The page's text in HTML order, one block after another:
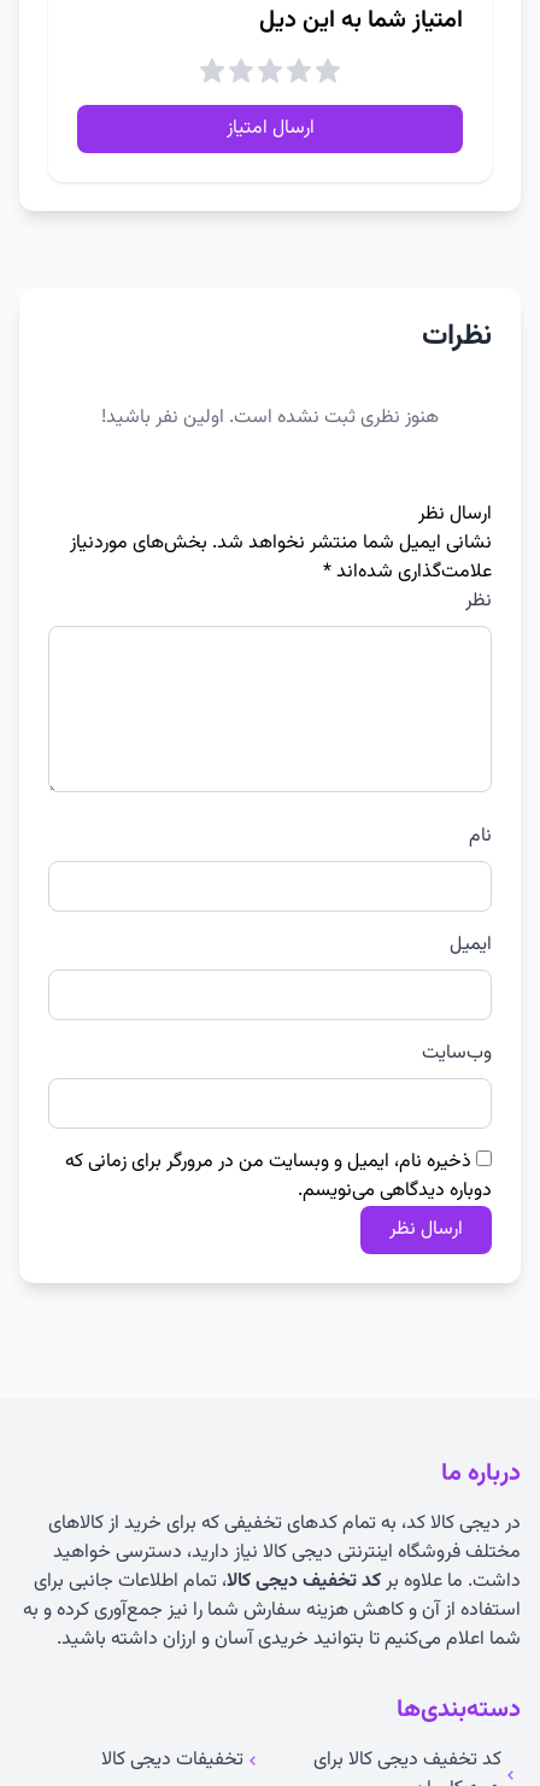
امتیاز شما به این دیل
ارسال امتیاز
نظرات
هنوز نظری ثبت نشده است. اولین نفر باشید!
ارسال نظر
نشانی ایمیل شما منتشر نخواهد شد. بخش‌های موردنیاز
علامت‌گذاری شده‌اند*
نظر
نام
ایمیل
وب‌سایت
ذخیره نام، ایمیل و وبسایت من در مرورگر برای زمانی که
دوباره دیدگاهی می‌نویسم.
درباره ما
در دیجی کالا کد، به تمام کدهای تخفیفی که برای خرید از کالاهای
مختلف فروشگاه اینترنتی دیجی کالا نیاز دارید، دسترسی خواهید
داشت. ما علاوه برکد تخفیف دیجی کالا، تمام اطلاعات جانبی برای
استفاده از آن و کاهش هزینه سفارش شما را نیز جمع‌آوری کرده و به
شما اعلام می‌کنیم تا بتوانید خریدی آسان و ارزان داشته باشید.
دسته‌بندی‌ها
کد تخفیف دیجی کالا برای
تخفیفات دیجی کالا